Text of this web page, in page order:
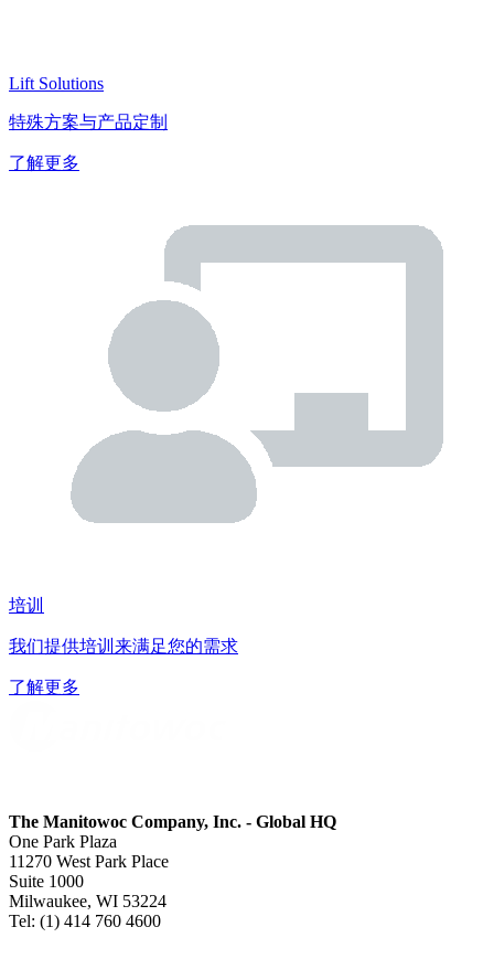
Lift Solutions
特殊方案与产品定制
了解更多
培训
我们提供培训来满足您的需求
了解更多
The Manitowoc Company, Inc. - Global HQ
One Park Plaza
11270 West Park Place
Suite 1000
Milwaukee, WI 53224
Tel: (1) 414 760 4600